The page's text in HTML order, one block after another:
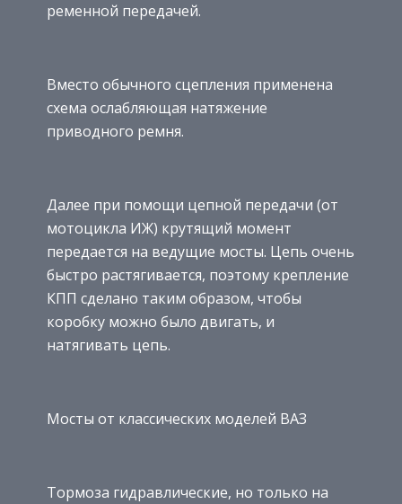
ременной передачей.
Вместо обычного сцепления применена
схема ослабляющая натяжение
приводного ремня.
Далее при помощи цепной передачи (от
мотоцикла ИЖ) крутящий момент
передается на ведущие мосты. Цепь очень
быстро растягивается, поэтому крепление
КПП сделано таким образом, чтобы
коробку можно было двигать, и
натягивать цепь.
Мосты от классических моделей ВАЗ
Тормоза гидравлические, но только на